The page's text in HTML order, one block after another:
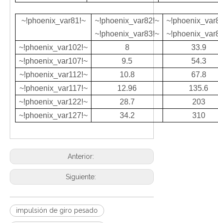
~!phoenix_var81!~
~!phoenix_var82!~
~!phoenix_var83!~
~!phoenix_var102!~
8
33.9
~!phoenix_var107!~
9.5
54.3
~!phoenix_var112!~
10.8
67.8
~!phoenix_var117!~
12.96
135.6
~!phoenix_var122!~
28.7
203
~!phoenix_var127!~
34.2 310
Anterior:
Siguiente:
impulsión de giro pesado